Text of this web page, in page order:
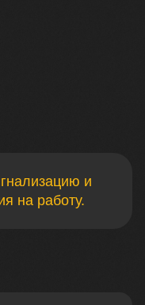
и
на работу.